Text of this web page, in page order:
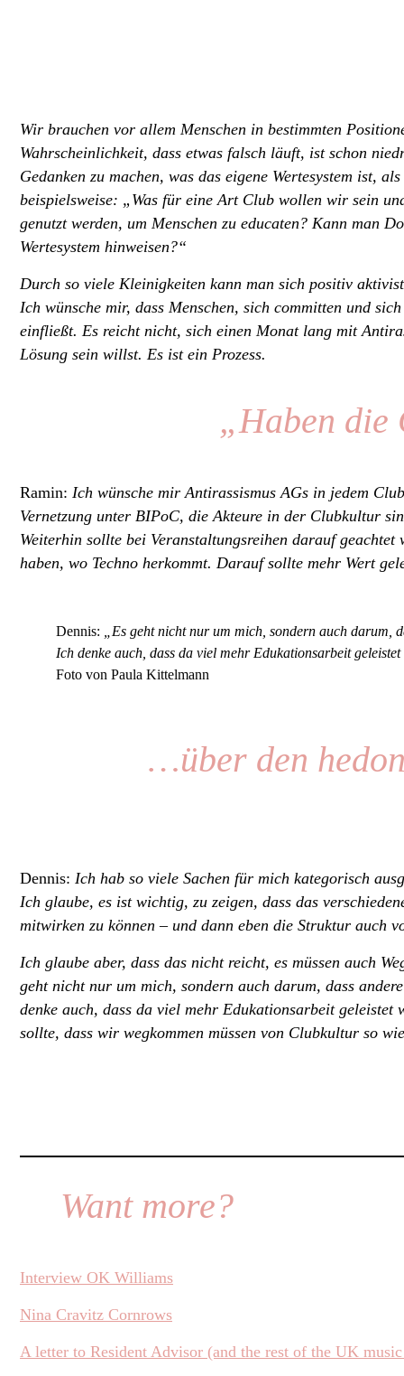
Wir brauchen vor allem Menschen in bestimmten
Wahrscheinlichkeit, dass etwas falsch läuft, ist schon
Gedanken zu machen, was das eigene Wertesystem ist,
beispielsweise: „Was für eine Art Club wollen wir sein
genutzt werden, um Menschen zu educaten? Kann man
Wertesystem hinweisen?“
Durch so viele Kleinigkeiten kann man sich positiv
Ich wünsche mir, dass Menschen, sich committen und
einfließt. Es reicht nicht, sich einen Monat lang mit
Lösung sein willst. Es ist ein Prozess.
„Haben die
Ramin: Ich wünsche mir Antirassismus AGs in jedem
Vernetzung unter BIPoC, die Akteure in der Clubkultur
Weiterhin sollte bei Veranstaltungsreihen darauf
haben, wo Techno herkommt. Darauf sollte mehr Wert
Dennis:
„Es geht nicht nur um mich, sondern auch darum,
Ich denke auch, dass da viel mehr Edukationsarbeit
Foto von Paula Kittelmann
…über den
Dennis: Ich hab so viele Sachen für mich kategorisch
Ich glaube, es ist wichtig, zu zeigen, dass das
mitwirken zu können – und dann eben die Struktur auch
Ich glaube aber, dass das nicht reicht, es müssen auch
geht nicht nur um mich, sondern auch darum, dass
denke auch, dass da viel mehr Edukationsarbeit geleistet
sollte, dass wir wegkommen müssen von Clubkultur so
Want more?
Interview OK Williams
Nina Cravitz Cornrows
A letter to Resident Advisor (and the rest of the UK music